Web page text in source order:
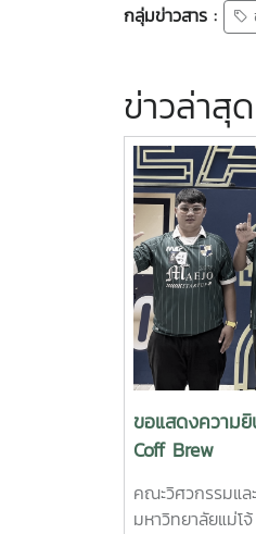
กลุ่มข่าวสาร :
ข่าวล่าสุด
ขอแสดงความ
Coff Brew
คณะวิศวกรรมแล
มหาวิทยาลัยแม่โ